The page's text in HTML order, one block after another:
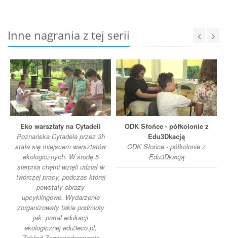
Inne nagrania z tej serii
Eko warsztaty na Cytadeli
Poznańska Cytadela przez 3h
stała się miejscem warsztatów
ekologicznych. W środę 5
sierpnia chętni wzięli udział w
twórczej pracy, podczas której
powstały obrazy
upcyklingowe. Wydarzenie
zorganizowały takie podmioty
jak: portal edukacji
ekologicznej edu3eco.pl,
ODK Słońce - półkolonie z
Edu3Dkacją
ODK Słońce - półkolonie z
Edu3Dkacją